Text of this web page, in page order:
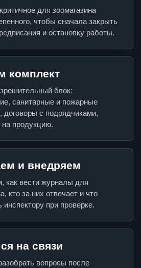
для зоомагазина
чтобы сначала закрыть
и остановку работы.
комплект
блок:
санитарные и пожарные
договоры с подрядчиками,
продукцию.
и внедряем
как вести журналы для
кто за них отвечает и что
инспектору при проверке.
на связи
вопросы после